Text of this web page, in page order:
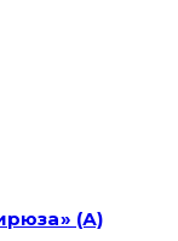
(А)